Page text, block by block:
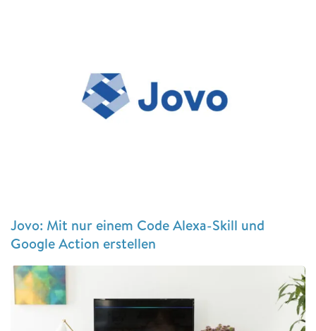
Jovo: Mit nur einem Code Alexa-Skill und
Google Action erstellen